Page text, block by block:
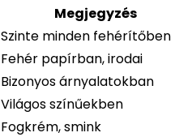
Megjegyzés
Szinte minden fehérítőben
Fehér papírban, irodai
Bizonyos árnyalatokban
Világos színűekben
Fogkrém, smink